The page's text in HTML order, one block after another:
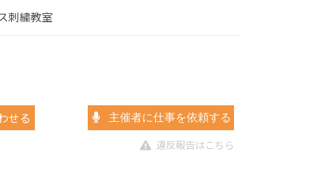
刺繍教室
せる 主催者に仕事を依頼する
違反報告はこちら